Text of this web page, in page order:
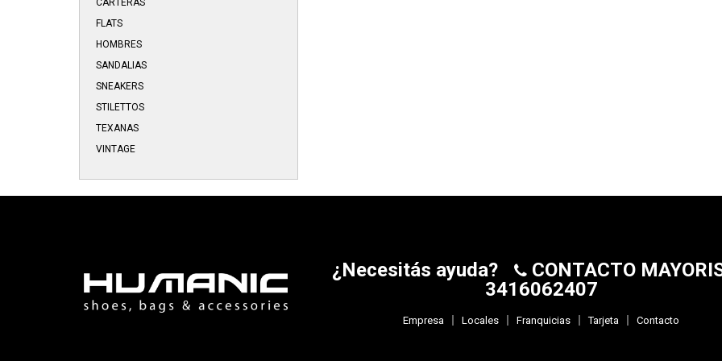
CARTERAS
FLATS
HOMBRES
SANDALIAS
SNEAKERS
STILETTOS
TEXANAS
VINTAGE
¿Necesitás ayuda?
CONTACTO
3416062407
Empresa Locales Franquicias Tarjeta Contacto